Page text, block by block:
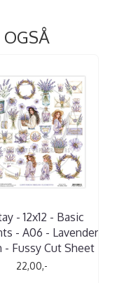
- 12x12 - Basic
- A06 - Lavender
- Fussy Cut Sheet
22,00,-